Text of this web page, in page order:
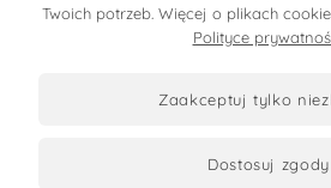
Twoich potrzeb. Więcej o plikach
Polityce
zaakceptuj tylko
dostosuj zgody